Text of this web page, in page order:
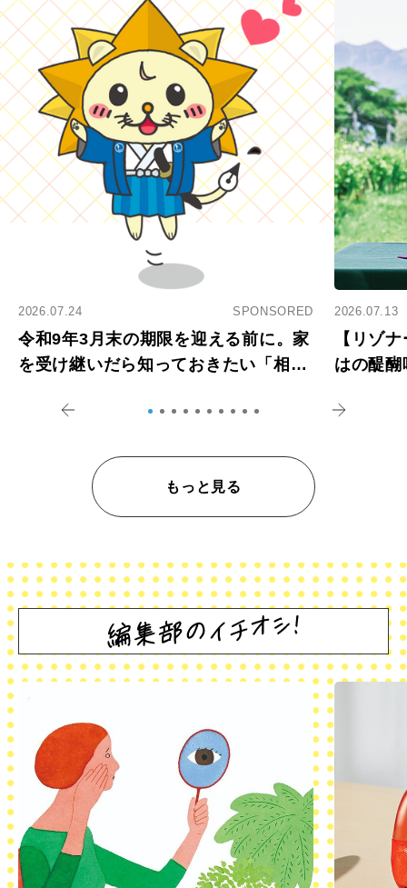
2026.07.24 SPONSORED
令和9年3月末の期限を迎える前に。家
を受け継いだら知っておきたい「相続
2026.07.13
【リゾ
はの醍
もっと見る